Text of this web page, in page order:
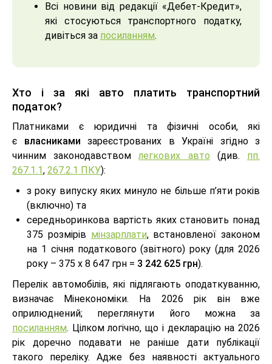
Всі новини від редакції «Дебет-Кредит»,
які стосуються транспортного податку,
дивіться за посиланням.
Хто і за які авто платить транспортний
податок?
Платниками є юридичні та фізичні особи, які
є власниками зареєстрованих в Україні згідно з
чинним законодавствомлегкових авто (див. пп.
267.1.1, 267.2.1 ПКУ):
з року випуску яких минуло не більше п’яти років
(включно) та
середньоринкова вартість яких становить понад
375 розмірів мінзарплати, встановленої законом
на 1 січня податкового (звітного) року (для 2026
року – 375 х 8 647 грн = 3 242 625 грн).
Перелік автомобілів, які підлягають оподаткуванню,
визначає Мінекономіки. На 2026 рік він вже
оприлюднений; переглянути його можна за
посиланням. Цілком логічно, що і декларацію на 2026
рік доречно подавати не раніше дати публікації
такого переліку. Адже без наявності актуального